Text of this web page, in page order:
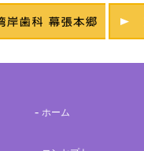
ホーム